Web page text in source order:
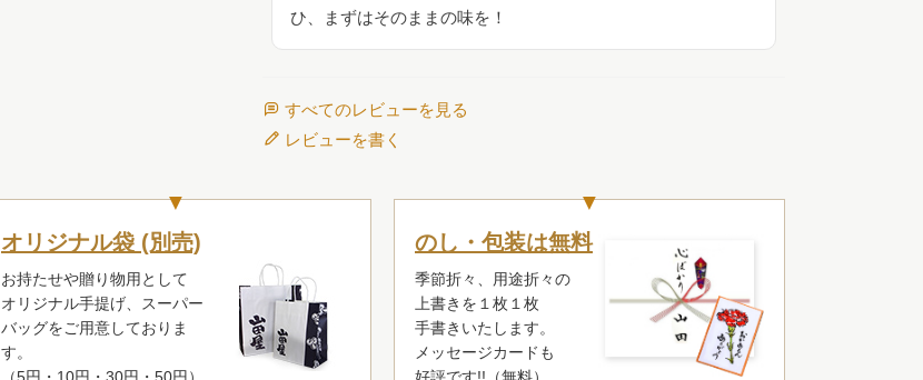
ひ、まずはそのままの味を！
すべてのレビューを見る
レビューを書く
オリジナル袋 (別売)
お持たせや贈り物用として
オリジナル手提げ、スーパー
バッグをご用意しておりま
す。
（5円・10円・30円・50円）
のし・包装は無料
季節折々、用途折々の
上書きを１枚１枚
手書きいたします。
メッセージカードも
好評です!!（無料）